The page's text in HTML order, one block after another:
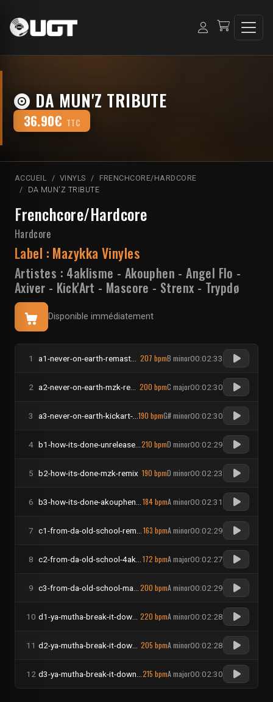
DA MUN'Z TRIBUTE
36.90€ TTC
ACCUEIL VINYLS
FRENCHCORE/HARDCORE
DA MUN'Z TRIBUTE
Frenchcore/Hardcore
Hardcore
Label : Mazykka Vinyles
Artistes : 4aklisme - Akouphen -Angel Flo -
Axiver - Kick'Art - Mascore - Strenx - Trypdø
Disponible immédiatement
1 a1-never-on-earth-remastered 207 bpmB minor00:02:33
2 a2-never-on-earth-mzk-remix 200 bpmC major00:02:30
3 a3-never-on-earth-kickart-remix 190 bpmG# minor00:02:30
4 b1-how-its-done-unreleased-2002 210 bpmD minor00:02:29
5 b2-how-its-done-mzk-remix 190 bpmD minor00:02:23
6 184 bpmA minor00:02:31
7 163 bpmA minor00:02:29
8 172 bpmA major00:02:27
9 200 bpmA minor00:02:29
10 d1-ya-mutha-break-it-down-remastered 220 bpmA minor00:02:28
11 d2-ya-mutha-break-it-down-4aklisme-remix 205 bpmA minor00:02:28
12 215 bpmA major00:02:30